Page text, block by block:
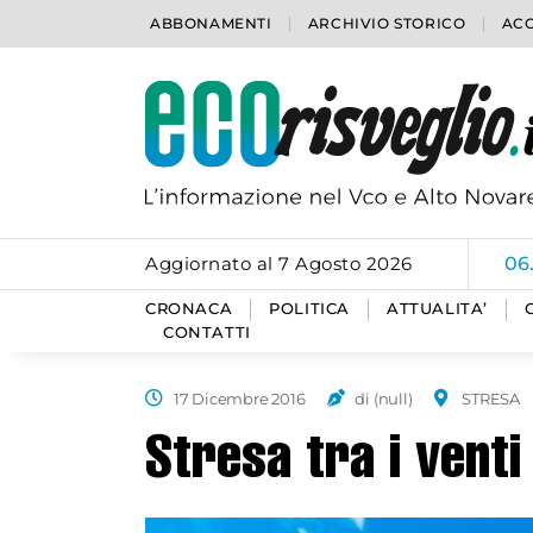
ABBONAMENTI ARCHIVIO STORICO
Aggiornato al 7 Agosto 2026
CRONACA POLITICA ATTUALITA’
CONTATTI
17 Dicembre 2016 di (null) STRESA
Stresa tra i venti